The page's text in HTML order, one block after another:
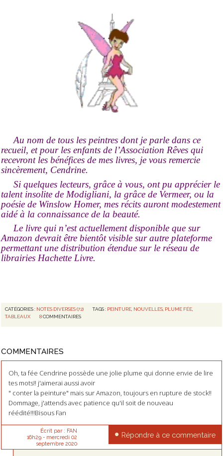
Au nom de tous les peintres dont je parle dans ce
recueil, et pour les enfants de l’Association Rêves qui
recevront les bénéfices de mes livres, je vous remercie
sincèrement, Cendrine.
Si quelques lecteurs, grâce à vous, ont pu apprécier le
talent insolite de Modigliani, la grâce de Vermeer, ou la
poésie de Winslow Homer, mes récits auront modestement
aidé à la connaissance de la beauté.
Le livre qui n’est actuellement disponible que sur
Amazon devrait être bientôt visible sur autre plateforme
permettant une distribution étendue sur le réseau de
librairies Hachette Livre.
CATÉGORIES : NOTES DIVERSES (72) TAGS : PEINTURE, NOUVELLES, PLUME FÉE,
TABLEAUX
8 COMMENTAIRES
COMMENTAIRES
Oh, ta fée Cendrine possède une jolie plume qui donne envie de lire
tes mots!! j'aimerai aussi avoir
" conter la peinture" mais sur Amazon, toujours en rupture de stock!!
Dommage, j'attends avec patience qu'il soit de nouveau
réédité!!!Bisous Fan
Écrit par : FAN
16h29- mercredi 02
septembre 2020
Répondre à ce commentaire